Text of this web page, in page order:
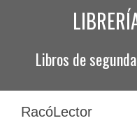
Libros de
RacóLector